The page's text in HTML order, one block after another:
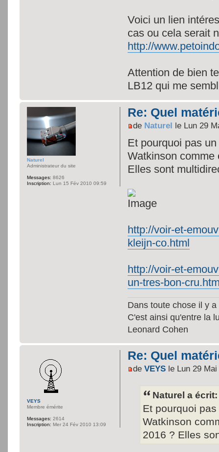
Voici un lien
cas ou cela serait
http://
Attention de bien
LB12 qui me
Re: Quel
de Naturel le Lun 29
Et pourquoi pas
Watkinson
Elles sont
http://voir-et-
kleijn-co.html
http://voir-et-
un-tres-bon-
Dans toute chose il y
C'est ainsi qu'entre la
Leonard Cohen
Naturel
Administrateur du site
Messages: 8626
Inscription: Lun 15 Fév 2010 09:59
Re: Quel
deVEYS le Lun 29
Naturel a écrit:
Et pourquoi
Watkinson
2016 ? Elles
VEYS
Membre émérite
Messages: 2614
Inscription: Mer 24 Fév 2010 13:09